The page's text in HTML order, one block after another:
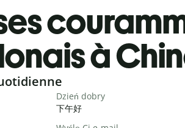
à
Dzień dobry
下午好